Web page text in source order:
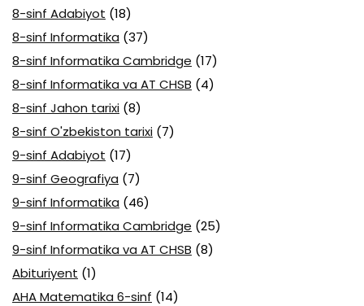
8-sinf Adabiyot (18)
8-sinf Informatika (37)
8-sinf Informatika Cambridge (17)
8-sinf Informatika va AT CHSB (4)
8-sinf Jahon tarixi (8)
8-sinf O'zbekiston tarixi (7)
9-sinf Adabiyot (17)
9-sinf Geografiya (7)
9-sinf Informatika (46)
9-sinf Informatika Cambridge (25)
9-sinf Informatika va AT CHSB (8)
Abituriyent (1)
AHA Matematika 6-sinf (14)